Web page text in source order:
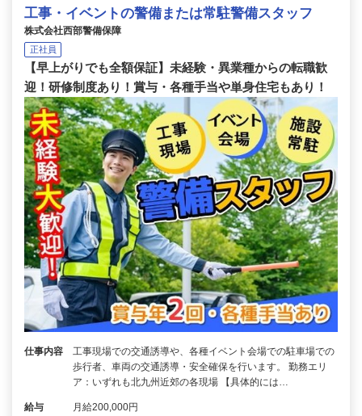
工事・イベントの警備または常駐警備スタッフ
株式会社西部警備保障
正社員
【早上がりでも全額保証】未経験・異業種からの転職歓
迎！研修制度あり！賞与・各種手当や単身住宅もあり！
仕事内容
工事現場での交通誘導や、各種イベント会場での駐車場での
歩行者、車両の交通誘導・安全確保を行います。 勤務エリ
ア：いずれも北九州近郊の各現場 【具体的には…
給与 月給200,000円